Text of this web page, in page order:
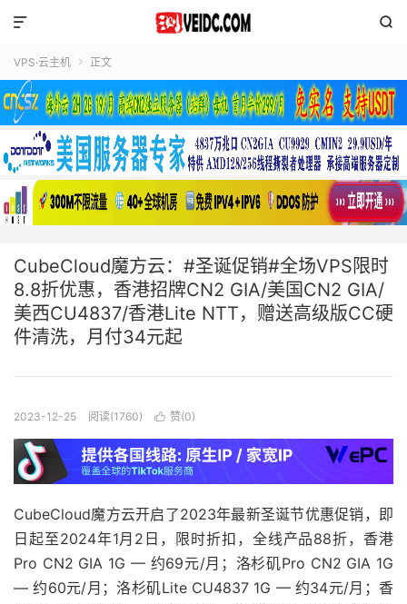


VPS·云主机  正文
CubeCloud魔方云：#圣诞促销#全场VPS限时
8.8折优惠，香港招牌CN2 GIA/美国CN2 GIA/
美西CU4837/香港Lite NTT，赠送高级版CC硬
件清洗，月付34元起
2023-12-25 阅读(1760)  赞(0)
CubeCloud魔方云开启了2023年最新圣诞节优惠促销，即
日起至2024年1月2日，限时折扣，全线产品88折，香港
Pro CN2 GIA 1G — 约69元/月；洛杉矶Pro CN2 GIA 1G
— 约60元/月；洛杉矶Lite CU4837 1G — 约34元/月；香